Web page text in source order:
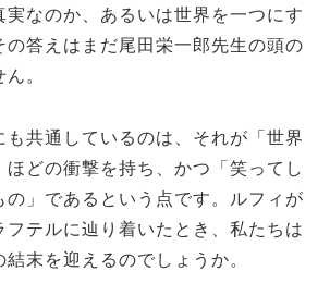
実なのか、あるいは世界を一つにす
の答えはまだ尾田栄一郎先生の頭の
。
も共通しているのは、それが「世界
ほどの衝撃を持ち、かつ「笑ってし
の」であるという点です。ルフィが
フテルに辿り着いたとき、私たちは
末を迎えるのでしょうか。